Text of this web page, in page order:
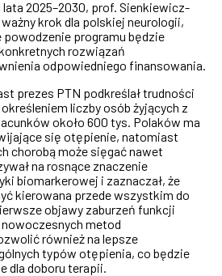
lata 2025–2030, prof. Sienkiewicz-
krok dla polskiej neurologii,
powodzenie programu będzie
rozwiązań
odpowiedniego finansowania.
prezes PTN podkreślał trudności
liczby osób żyjących z
około 600 tys. Polaków ma
się otępienie, natomiast
chorobą może sięgać nawet
na rosnące znaczenie
biomarkerowej i zaznaczał, że
kierowana przede wszystkim do
objawy zaburzeń funkcji
metod
również na lepsze
typów otępienia, co będzie
dla doboru terapii.